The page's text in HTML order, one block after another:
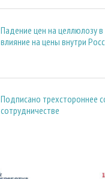
Падение цен на целлюлозу
влияние на цены внутри
Подписано трехстороннее
сотрудничестве